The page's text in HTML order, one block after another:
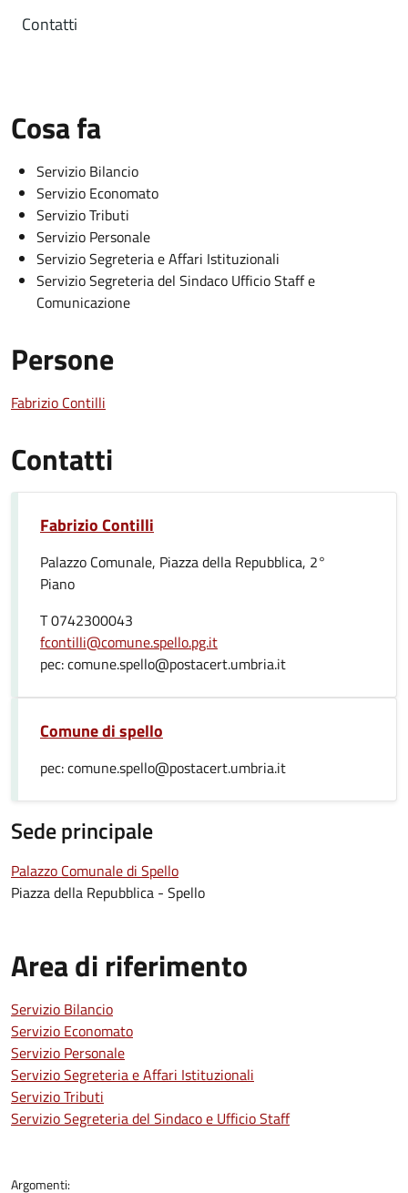
Contatti
Cosa fa
Servizio Bilancio
Servizio Economato
Servizio Tributi
Servizio Personale
Servizio Segreteria e Affari Istituzionali
Servizio Segreteria del Sindaco Ufficio Staff e
Comunicazione
Persone
Fabrizio Contilli
Contatti
Fabrizio Contilli
Palazzo Comunale, Piazza della Repubblica, 2°
Piano
T 0742300043
fcontilli@comune.spello.pg.it
pec: comune.spello@postacert.umbria.it
Comune di spello
pec: comune.spello@postacert.umbria.it
Sede principale
Palazzo Comunale di Spello
Piazza della Repubblica - Spello
Area di riferimento
Servizio Bilancio
Servizio Economato
Servizio Personale
Servizio Segreteria e Affari Istituzionali
Servizio Tributi
Servizio Segreteria del Sindaco e Ufficio Staff
Argomenti: